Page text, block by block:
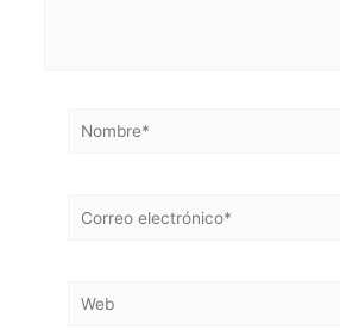
Nombre*
Correo
Web